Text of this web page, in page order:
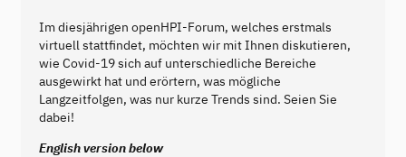
Im diesjährigen openHPI-Forum, welches erstmals
virtuell stattfindet, möchten wir mit Ihnen diskutieren,
wie Covid-19 sich auf unterschiedliche Bereiche
ausgewirkt hat und erörtern, was mögliche
Langzeitfolgen, was nur kurze Trends sind. Seien Sie
dabei!
English version below